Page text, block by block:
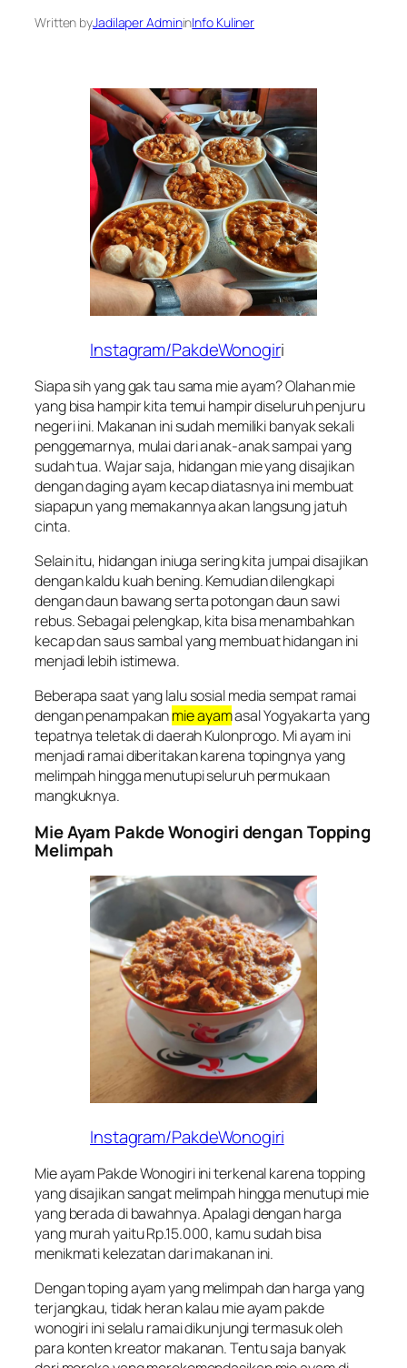
Written byJadilaper AdmininInfo Kuliner
Instagram/PakdeWonogiri
Siapa sih yang gak tau sama mie ayam? Olahan mie
yang bisa hampir kita temui hampir diseluruh penjuru
negeri ini. Makanan ini sudah memiliki banyak sekali
penggemarnya, mulai dari anak-anak sampai yang
sudah tua. Wajar saja, hidangan mie yang disajikan
dengan daging ayam kecap diatasnya ini membuat
siapapun yang memakannya akan langsung jatuh
cinta.
Selain itu, hidangan iniuga sering kita jumpai disajikan
dengan kaldu kuah bening. Kemudian dilengkapi
dengan daun bawang serta potongan daun sawi
rebus. Sebagai pelengkap, kita bisa menambahkan
kecap dan saus sambal yang membuat hidangan ini
menjadi lebih istimewa.
Beberapa saat yang lalu sosial media sempat ramai
dengan penampakanmie ayamasal Yogyakarta yang
tepatnya teletak di daerah Kulonprogo. Mi ayam ini
menjadi ramai diberitakan karena topingnya yang
melimpah hingga menutupi seluruh permukaan
mangkuknya.
Mie Ayam Pakde Wonogiri dengan Topping
Melimpah
Instagram/PakdeWonogiri
Mie ayam Pakde Wonogiri ini terkenal karena topping
yang disajikan sangat melimpah hingga menutupi mie
yang berada di bawahnya. Apalagi dengan harga
yang murah yaitu Rp.15.000, kamu sudah bisa
menikmati kelezatan dari makanan ini.
Dengan toping ayam yang melimpah dan harga yang
terjangkau, tidak heran kalau mie ayam pakde
wonogiri ini selalu ramai dikunjungi termasuk oleh
para konten kreator makanan. Tentu saja banyak